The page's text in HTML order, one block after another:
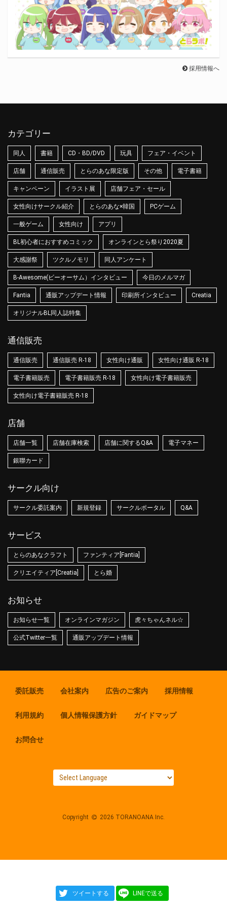
採用情報へ
ツイートする LINEで送る
カテゴリー
同人 書籍 CD・BD/DVD 玩具 フェア・イベント
店舗 通信販売 とらのあな限定版 その他 電子書籍
キャンペーン イラスト展 店舗フェア・セール
女性向けサークル紹介 とらのあな×韓国 PCゲーム
一般ゲーム 女性向け アプリ
BL初心者におすすめコミック オンラインとら祭り2020夏
大感謝祭 ツクルノモリ 同人アンケート
B-Awesome(ビーオーサム）インタビュー 今日のメルマガ
Fantia 通販アップデート情報 印刷所インタビュー Creatia
オリジナルBL同人誌特集
通信販売
通信販売 通信販売 R-18 女性向け通販 女性向け通販 R-18
電子書籍販売 電子書籍販売 R-18 女性向け電子書籍販売
女性向け電子書籍販売 R-18
店舗
店舗一覧 店舗在庫検索 店舗に関するQ&A 電子マネー
銀聯カード
サークル向け
サークル委託案内 新規登録 サークルポータル Q&A
サービス
とらのあなクラフト ファンティア[Fantia]
クリエイティア[Creatia] とら婚
お知らせ
お知らせ一覧 オンラインマガジン 虎々ちゃんネル☆
公式Twitter一覧 通販アップデート情報
委託販売 会社案内 広告のご案内 採用情報
利用規約 個人情報保護方針 ガイドマップ
お問合せ
Copyright 2026 TORANOANA Inc.